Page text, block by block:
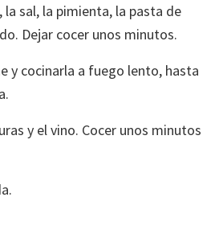
la sal, la pimienta, la pasta de
Dejar cocer unos minutos.
y cocinarla a fuego lento, hasta
y el vino. Cocer unos minutos